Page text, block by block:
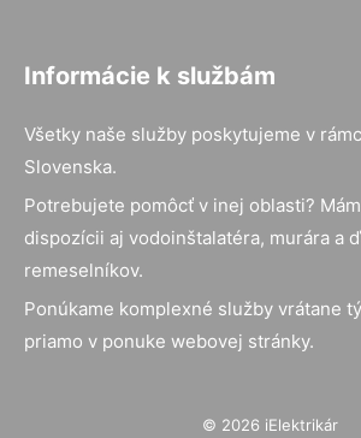
Informácie k službám
Všetky naše služby poskytujeme v
Slovenska.
Potrebujete pomôcť v inej oblasti?
dispozícii aj vodoinštalatéra, murára a
remeselníkov.
Ponúkame komplexné služby vrátane
priamo v ponuke webovej stránky.
© 2026 iElektrikár